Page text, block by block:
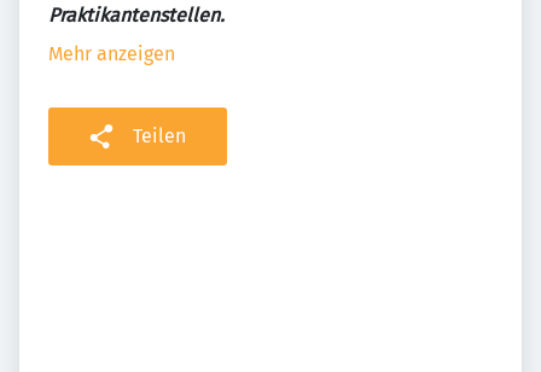
Praktikantenstellen.
Mehr anzeigen
Teilen